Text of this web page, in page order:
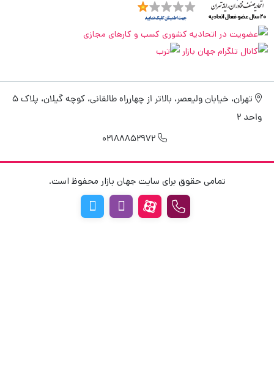
تهران، خیابان ولیعصر، بالاتر از چهارراه طالقانی، کوچه گیلان، پلاک 5
واحد 2
02188852972
تمامی حقوق برای سایت جهان بازار محفوظ است.